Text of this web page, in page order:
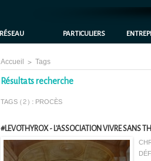
RÉSEAU PARTICULIERS
Accueil > Tags
Résultats recherche
TAGS (2) : PROCÈS
#LEVOTHYROX - L'ASSOCIATION VIVRE SANS